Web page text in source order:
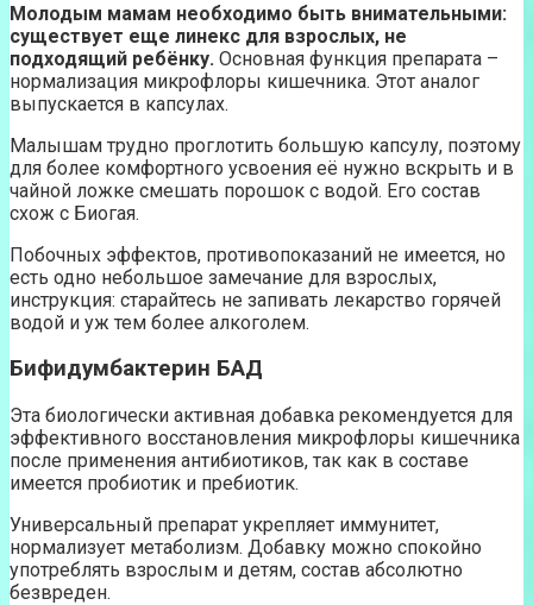
Молодым мамам необходимо быть внимательными:
существует еще линекс для взрослых, не
подходящий ребёнку. Основная функция препарата –
нормализация микрофлоры кишечника. Этот аналог
выпускается в капсулах.
Малышам трудно проглотить большую капсулу, поэтому
для более комфортного усвоения её нужно вскрыть и в
чайной ложке смешать порошок с водой. Его состав
схож с Биогая.
Побочных эффектов, противопоказаний не имеется, но
есть одно небольшое замечание для взрослых,
инструкция: старайтесь не запивать лекарство горячей
водой и уж тем более алкоголем.
Бифидумбактерин БАД
Эта биологически активная добавка рекомендуется для
эффективного восстановления микрофлоры кишечника
после применения антибиотиков, так как в составе
имеется пробиотик и пребиотик.
Универсальный препарат укрепляет иммунитет,
нормализует метаболизм. Добавку можно спокойно
употреблять взрослым и детям, состав абсолютно
безвреден.